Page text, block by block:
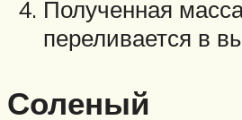
Полученная
переливается в
Соленый